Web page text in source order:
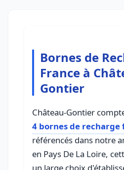
Bornes de
France à
Gontier
Château-Gontier
4 bornes de recharge
référencés dans notre
en Pays De La Loire,